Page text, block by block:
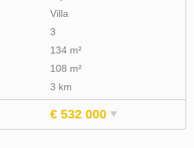
Villa
3
134 m²
108 m²
3 km
€ 532 000